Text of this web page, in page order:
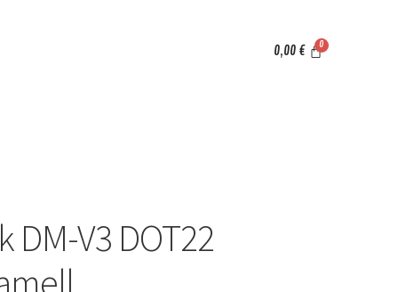
0,00 €
DM-V3 DOT22